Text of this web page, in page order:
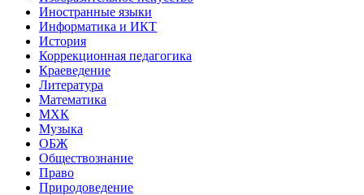
Иностранные языки
Информатика и ИКТ
История
Коррекционная педагогика
Краеведение
Литература
Математика
МХК
Музыка
ОБЖ
Обществознание
Право
Природоведение